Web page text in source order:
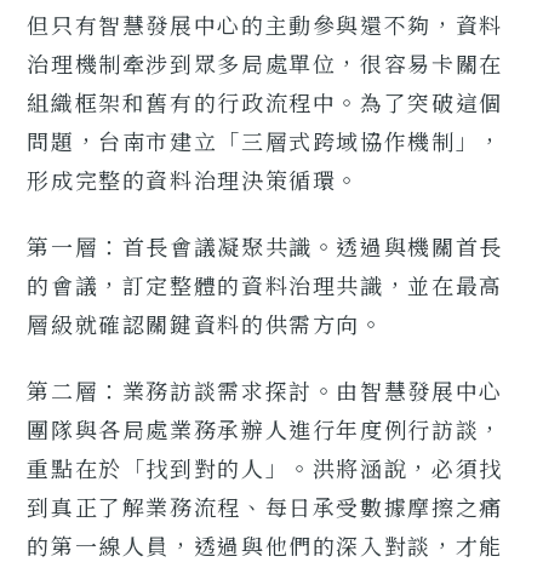
但只有智慧發展中心的主動參與還不夠，資料
治理機制牽涉到眾多局處單位，很容易卡關在
組織框架和舊有的行政流程中。為了突破這個
問題，台南市建立「三層式跨域協作機制」，
形成完整的資料治理決策循環。
第一層：首長會議凝聚共識。透過與機關首長
的會議，訂定整體的資料治理共識，並在最高
層級就確認關鍵資料的供需方向。
第二層：業務訪談需求探討。由智慧發展中心
團隊與各局處業務承辦人進行年度例行訪談，
重點在於「找到對的人」。洪將涵說，必須找
到真正了解業務流程、每日承受數據摩擦之痛
的第一線人員，透過與他們的深入對談，才能